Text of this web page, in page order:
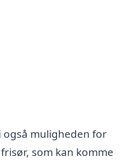
også muligheden for
som kan komme